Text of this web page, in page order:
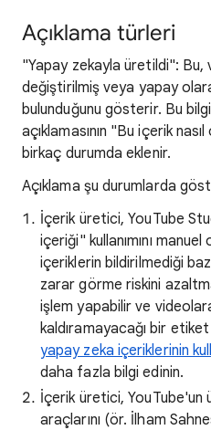
Açıklama türleri
"Yapay zekayla üretildi": Bu,
değiştirilmiş veya yapay
bulunduğunu gösterir. Bu
açıklamasının "Bu içerik
birkaç durumda eklenir.
Açıklama şu durumlarda
İçerik üretici, YouTube
içeriği" kullanımını
içeriklerin bildirilmediği
zarar görme riskini
işlem yapabilir ve
kaldıramayacağı bir
yapay zeka içeriklerinin
daha fazla bilgi edinin.
İçerik üretici, YouTube'un
araçlarını (ör. İlham